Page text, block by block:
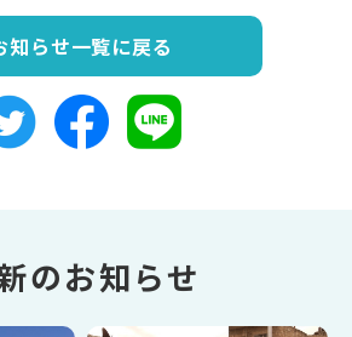
知らせ一覧に戻る
のお知らせ